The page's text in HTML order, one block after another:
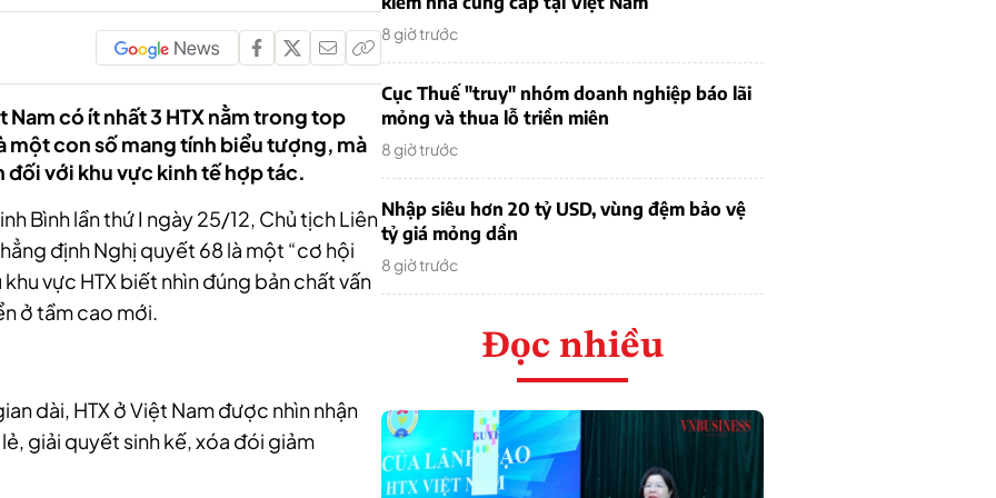
có ít nhất 3 HTX nằm trong top
một con số mang tính biểu tượng, mà
đối với khu vực kinh tế hợp tác.
Bình lần thứ I ngày 25/12, Chủ tịch Liên
định Nghị quyết 68 là một “cơ hội
vực HTX biết nhìn đúng bản chất vấn
ở tầm cao mới.
dài, HTX ở Việt Nam được nhìn nhận
giải quyết sinh kế, xóa đói giảm
8 giờ trước
Cục Thuế "truy" nhóm doanh nghiệp báo lãi
mỏng và thua lỗ triền miên
8 giờ trước
Nhập siêu hơn 20 tỷ USD, vùng đệm bảo vệ
tỷ giá mỏng dần
8 giờ trước
Đọc nhiều